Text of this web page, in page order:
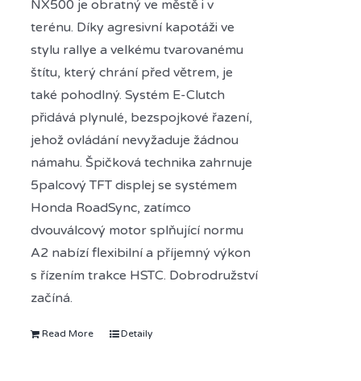
NX500 je obratný ve městě i v
terénu. Díky agresivní kapotáži ve
stylu rallye a velkému tvarovanému
štítu, který chrání před větrem, je
také pohodlný. Systém E-Clutch
přidává plynulé, bezspojkové řazení,
jehož ovládání nevyžaduje žádnou
námahu. Špičková technika zahrnuje
5palcový TFT displej se systémem
Honda RoadSync, zatímco
dvouválcový motor splňující normu
A2 nabízí flexibilní a příjemný výkon
s řízením trakce HSTC. Dobrodružství
začíná.
Read More Detaily